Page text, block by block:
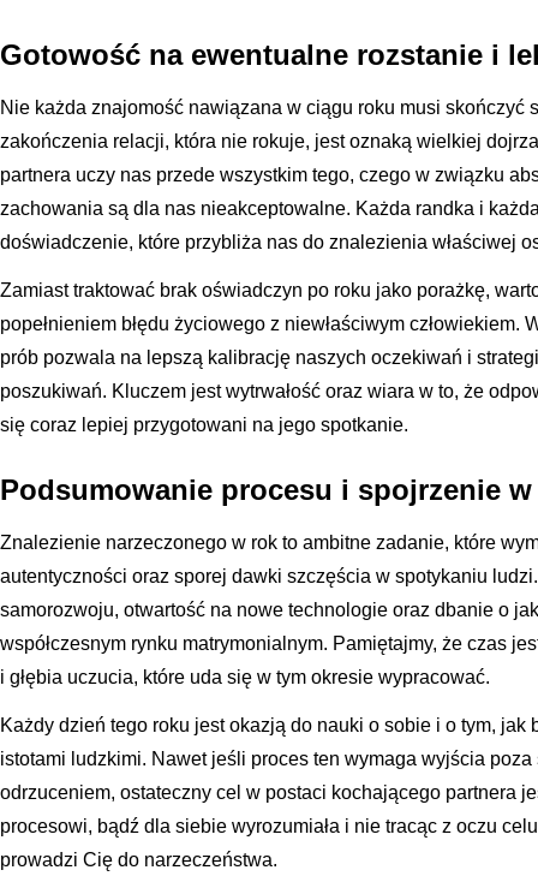
Gotowość na ewentualne rozstanie i
Nie każda znajomość nawiązana w ciągu roku musi skończyć
zakończenia relacji, która nie rokuje, jest oznaką wielkiej
partnera uczy nas przede wszystkim tego, czego w związku
zachowania są dla nas nieakceptowalne. Każda randka i
doświadczenie, które przybliża nas do znalezienia właściwej
Zamiast traktować brak oświadczyn po roku jako porażkę,
popełnieniem błędu życiowego z niewłaściwym
prób pozwala na lepszą kalibrację naszych oczekiwań i
poszukiwań. Kluczem jest wytrwałość oraz wiara w to, że
się coraz lepiej przygotowani na jego spotkanie.
Podsumowanie procesu i spojrzenie w
Znalezienie narzeczonego w rok to ambitne zadanie, które
autentyczności oraz sporej dawki szczęścia w spotykaniu
samorozwoju, otwartość na nowe technologie oraz dbanie o
współczesnym rynku matrymonialnym. Pamiętajmy, że czas
i głębia uczucia, które uda się w tym okresie wypracować.
Każdy dzień tego roku jest okazją do nauki o sobie i o tym,
istotami ludzkimi. Nawet jeśli proces ten wymaga wyjścia
odrzuceniem, ostateczny cel w postaci kochającego partnera
procesowi, bądź dla siebie wyrozumiała i nie tracąc z oczu
prowadzi Cię do narzeczeństwa.